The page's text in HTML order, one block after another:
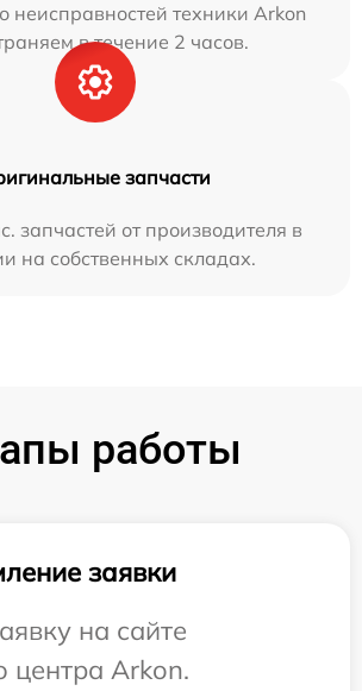
неисправностей техники Arkon
в течение 2 часов.
запчасти
запчастей от производителя в
на собственных складах.
работы
заявки
на сайте
центра Arkon.